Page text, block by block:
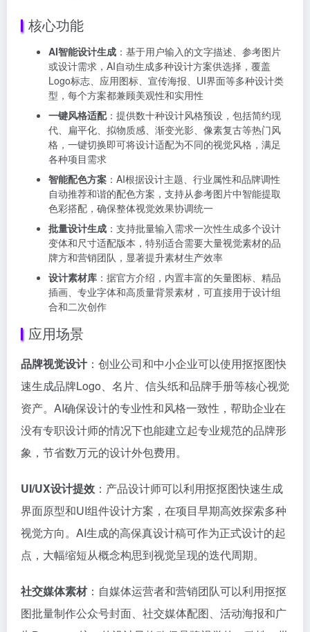
核心功能
AI智能设计生成 ：基于用户输入的文字描述、参考图片
或设计需求，AI自动生成多种设计方案供选择，覆盖
Logo标志、应用图标、宣传海报、UI界面等多种设计类
型，每个方案都兼顾美观性和实用性
一键风格适配：提供数十种设计风格预设，包括简约现
代、扁平化、拟物质感、渐变光影、像素复古等热门风
格，一键切换即可将设计适配为不同的视觉风格，满足
各种项目需求
智能配色方案 ：AI根据设计主题、行业属性和品牌调性
自动推荐和谐的配色方案，支持从参考图片中智能提取
色彩搭配，确保整体视觉效果协调统一
批量设计生成 ：支持批量输入需求一次性生成多个设计
变体和尺寸适配版本，特别适合需要大量视觉素材的品
牌方和营销团队，显著提升素材生产效率
设计素材库 ：据官方介绍，内置丰富的矢量图标、精品
插画、专业字体和高质量背景素材，可直接用于设计组
合和二次创作
应用场景
品牌视觉设计：创业公司和中小企业可以使用抠抠图快
速生成品牌Logo、名片、信头纸和品牌手册等核心视觉
资产。AI确保设计的专业性和风格一致性，帮助企业在
没有专职设计师的情况下也能建立起专业规范的品牌形
象，节省数万元的设计外包费用。
UI/UX设计提效 ：产品设计师可以利用抠抠图快速生成
界面原型和UI组件设计方案，在项目早期高效探索多种
视觉方向。AI生成的高保真设计稿可作为正式设计的起
点，大幅缩短从概念构思到视觉呈现的迭代周期。
社交媒体素材：自媒体运营者和营销团队可以利用抠抠
图批量制作公众号封面、社交媒体配图、活动海报和广